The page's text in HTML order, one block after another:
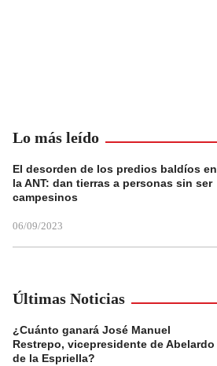
Lo más leído
El desorden de los predios baldíos en
la ANT: dan tierras a personas sin ser
campesinos
06/09/2023
Últimas Noticias
¿Cuánto ganará José Manuel
Restrepo, vicepresidente de Abelardo
de la Espriella?